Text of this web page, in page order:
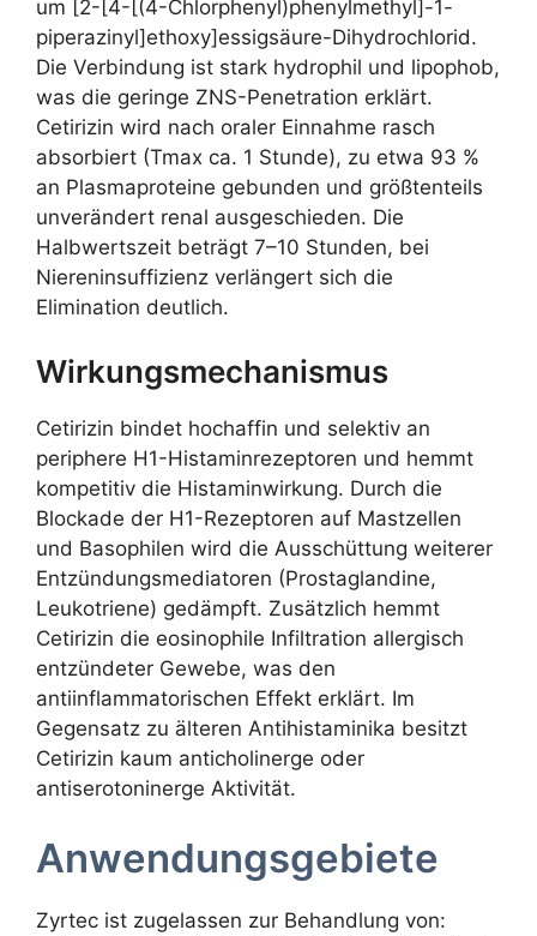
um [2-[4-[(4-Chlorphenyl)phenylmethyl]-1-
piperazinyl]ethoxy]essigsäure-Dihydrochlorid.
Die Verbindung ist stark hydrophil und lipophob,
was die geringe ZNS-Penetration erklärt.
Cetirizin wird nach oraler Einnahme rasch
absorbiert (Tmax ca. 1 Stunde), zu etwa 93 %
an Plasmaproteine gebunden und größtenteils
unverändert renal ausgeschieden. Die
Halbwertszeit beträgt 7–10 Stunden, bei
Niereninsuffizienz verlängert sich die
Elimination deutlich.
Wirkungsmechanismus
Cetirizin bindet hochaffin und selektiv an
periphere H1-Histaminrezeptoren und hemmt
kompetitiv die Histaminwirkung. Durch die
Blockade der H1-Rezeptoren auf Mastzellen
und Basophilen wird die Ausschüttung weiterer
Entzündungsmediatoren (Prostaglandine,
Leukotriene) gedämpft. Zusätzlich hemmt
Cetirizin die eosinophile Infiltration allergisch
entzündeter Gewebe, was den
antiinflammatorischen Effekt erklärt. Im
Gegensatz zu älteren Antihistaminika besitzt
Cetirizin kaum anticholinerge oder
antiserotoninerge Aktivität.
Anwendungsgebiete
Zyrtec ist zugelassen zur Behandlung von: